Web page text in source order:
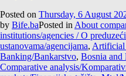
Posted on Thursday, 6 August
by Bife.baPosted in About
institutions/agencies / O
ustanovama/agencijama, Artificial
Banking/Bankarstvo, Bosnia and
Comparative analysis/